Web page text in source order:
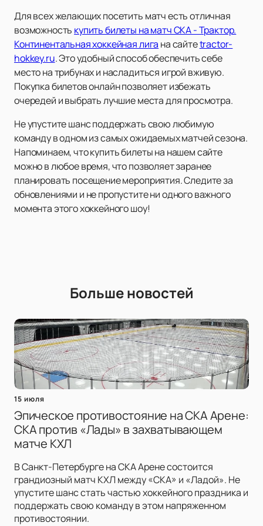
Для всех желающих посетить матч есть отличная
возможность купить билеты на матч СКА - Трактор.
Континентальная хоккейная лига на сайтеtractor-
hokkey.ru. Это удобный способ обеспечить себе
место на трибунах и насладиться игрой вживую.
Покупка билетов онлайн позволяет избежать
очередей и выбрать лучшие места для просмотра.
Не упустите шанс поддержать свою любимую
команду в одном из самых ожидаемых матчей сезона.
Напоминаем, что купить билеты на нашем сайте
можно в любое время, что позволяет заранее
планировать посещение мероприятия. Следите за
обновлениями и не пропустите ни одного важного
момента этого хоккейного шоу!
Больше новостей
15 июля
Эпическое противостояние на СКА Арене:
СКА против «Лады» в захватывающем
матче КХЛ
В Санкт-Петербурге на СКА Арене состоится
грандиозный матч КХЛ между «СКА» и «Ладой». Не
упустите шанс стать частью хоккейного праздника и
поддержать свою команду в этом напряженном
противостоянии.